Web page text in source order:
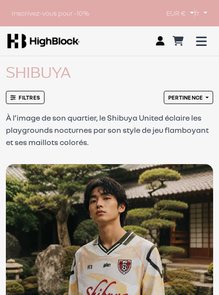
Inscrivez-vous pour -10% EUR € fr
SHIBUYA
FILTRES PERTINENCE
À l’image de son quartier, le Shibuya United éclaire les
playgrounds nocturnes par son style de jeu flamboyant
et ses maillots colorés.